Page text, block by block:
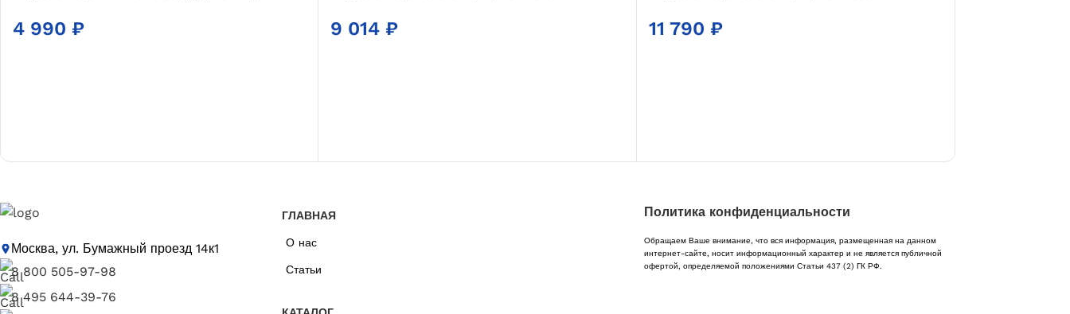
4 990 ₽ 9 014 ₽ 11 790 ₽
Москва, ул. Бумажный проезд 14к1
8 800 505-97-98
8 495 644-39-76
ГЛАВНАЯ
О нас
Статьи
Политика конфиденциальности
Обращаем Ваше внимание, что вся информация, размещенная на данном
интернет-сайте, носит информационный характер и не является публичной
офертой, определяемой положениями Статьи 437 (2) ГК РФ.